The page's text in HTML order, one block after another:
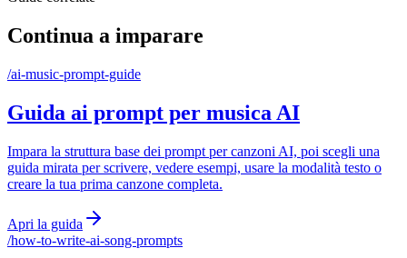
Continua a imparare
/ai-music-prompt-guide
Guida ai prompt per musica AI
Impara la struttura base dei prompt per canzoni AI, poi scegli una
guida mirata per scrivere, vedere esempi, usare la modalità testo o
creare la tua prima canzone completa.
Apri la guida
/how-to-write-ai-song-prompts